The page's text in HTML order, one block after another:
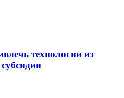
технологии из